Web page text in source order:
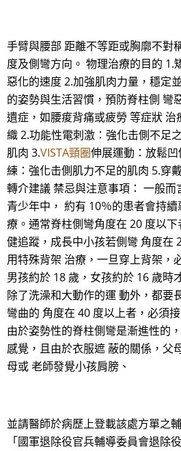
手臂與腰部 距離不等距或胸廓不對
度及側彎方向。 物理治療的目的 1.
惡化的速度 2.加強肌肉力量，穩定
的姿勢與生活習慣，預防脊柱側 彎
遺症，如腰痠背痛或疲勞 等症狀
織 2.功能性電刺激：強化击側不足
肌肉 3.VISTA頸圈伸展運動：放鬆
練：強化击側肌力不足的肌肉 5.穿
轉介建議 禁忌與注意事項： 一般
青少年中， 約有 10％的患者會持
療。通常脊柱側彎角度在 20 度以
健追蹤，成長中小孩若側彎 角度在
用特殊背架 治療，一旦穿上背架，
男孩約於 18 歲，女孩約於 16 歲時
除了洗澡和大動作的運 動外，都要
彎曲的 角度在 40 度以上者，必須
由於姿勢性的脊柱側彎是漸進性的
感覺，且由於衣服遮 蔽的關係，父
母或 老師發覺小孩肩膀、
並請醫師於病歷上登載該處方單之
「國軍退除役官兵輔導委員會退除